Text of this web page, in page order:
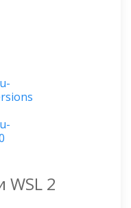
WSL 2